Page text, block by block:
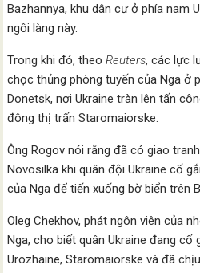
Bazhannya, khu dân cư ở phía nam
ngôi làng này.
Trong khi đó, theoReuters, các lực
chọc thủng phòng tuyến của Nga ở
Donetsk, nơi Ukraine tràn lên tấn
đông thị trấn Staromaiorske.
Ông Rogov nói rằng đã có giao
Novosilka khi quân đội Ukraine cố
của Nga để tiến xuống bờ biển trên
Oleg Chekhov, phát ngôn viên của
Nga, cho biết quân Ukraine đang
Urozhaine, Staromaiorske và đã